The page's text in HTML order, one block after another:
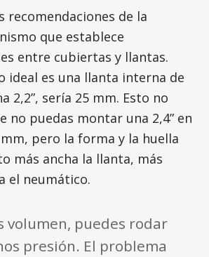
recomendaciones de la
que establece
entre cubiertas y llantas.
ideal es una llanta interna de
2,2”, sería 25 mm. Esto no
no puedas montar una 2,4” en
pero la forma y la huella
más ancha la llanta, más
el neumático.
volumen, puedes rodar
presión. El problema